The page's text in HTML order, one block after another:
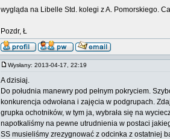
wygląda na Libelle Std. kolegi z A. Pomorskiego.
Pozdr, Ł
Wysłany: 2013-04-17, 22:19
A dzisiaj.
Do południa manewry pod pełnym pokryciem.
konkurencja odwołana i zajęcia w podgrupach.
grupka ochotników, w tym ja, wybrała się na
napotkaliśmy na pewne utrudnienia w postaci
SS musieliśmy zrezygnować z odcinka z ostatniej